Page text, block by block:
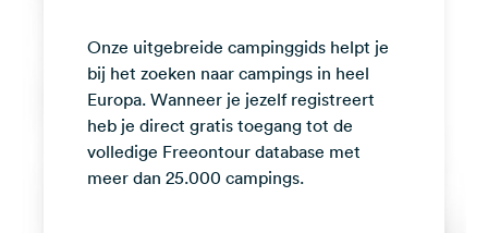
media
Facebook
Instagram
Onze uitgebreide campinggids helpt je
bij het zoeken naar campings in heel
Europa. Wanneer je jezelf registreert
heb je direct gratis toegang tot de
volledige Freeontour database met
meer dan 25.000 campings.